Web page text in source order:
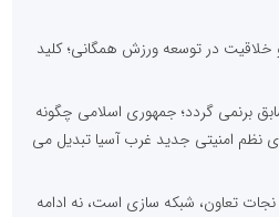
و خلاقیت در توسعه ورزش همگانی؛ کلید
برنمی گردد؛ جمهوری اسلامی چگونه
نظم امنیتی جدید غرب آسیا تبدیل می
تعاون، شبکه سازی است، نه ادامه